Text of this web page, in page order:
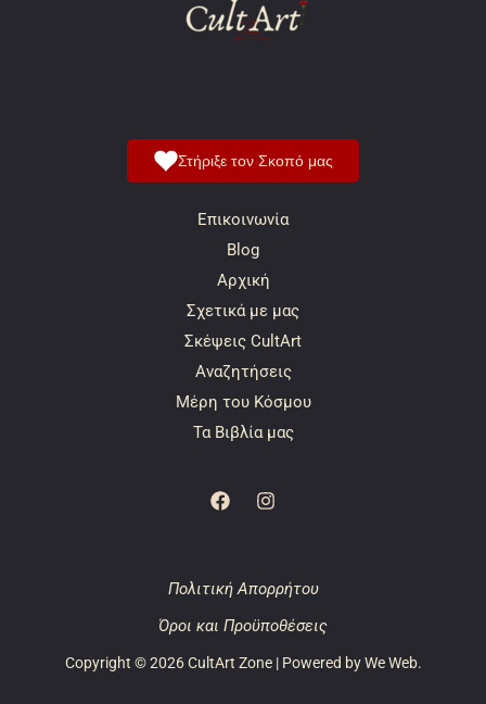
Στήριξε τον Σκοπό μας
Επικοινωνία
Blog
Αρχική
Σχετικά με μας
Σκέψεις CultArt
Αναζητήσεις
Μέρη του Κόσμου
Τα Βιβλία μας
Πολιτική Απορρήτου
Όροι και Προϋποθέσεις
Copyright © 2026 CultArt Zone | Powered by We Web.